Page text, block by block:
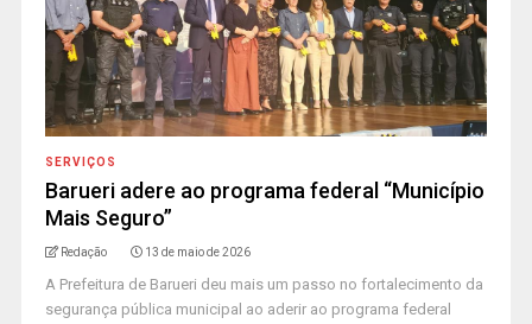
SERVIÇOS
Barueri adere ao programa federal “Município
Mais Seguro”
Redação 13 de maio de 2026
A Prefeitura de Barueri deu mais um passo no fortalecimento da
segurança pública municipal ao aderir ao programa federal